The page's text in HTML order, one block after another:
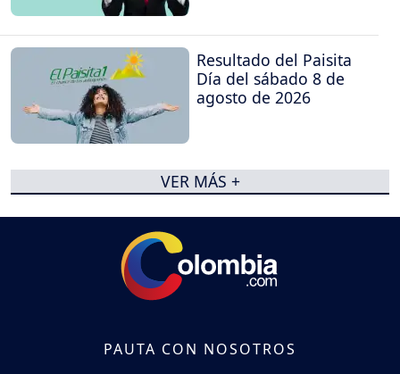
Resultado del Paisita
Día del sábado 8 de
agosto de 2026
VER MÁS +
PAUTA CON NOSOTROS